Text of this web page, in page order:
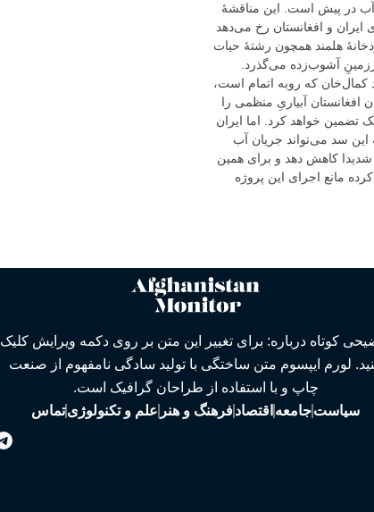
در پیش است. این مناقشۀ
ایران و افغانستان رخ می‌دهد
هلمند همچون رشتۀ حیات
آشوب‌زده می‌گذرد.
که روبه اتمام است،
افغانستان آبیاریِ منظمی را
خواهد کرد. اما ایران
سد می‌تواند جریان آب
شدیدا کاهش دهد و برای همین
مانع اجرای این پروژه
کوتاه درباره: برای تغییر این متن بر روی دکمه ویرایش کلیک
لورم ایپسوم متن ساختگی با تولید سادگی نامفهوم از صنعت
چاپ و با استفاده از طراحان گرافیک است.
سیاستجامعه اقتصادفرهنگ و هنر علم و تکنولوژیتماس